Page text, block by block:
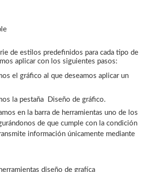
de estilos predefinidos para cada tipo de
aplicar con los siguientes pasos:
el gráfico al que deseamos aplicar un
la pestaña
Diseño de gráfico.
en la barra de herramientas uno de los
de que cumple con la condición
información únicamente mediante